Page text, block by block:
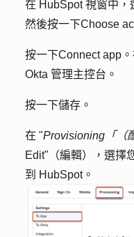
在 HubSpot 視窗中，
然後按一下Choose
按一下Connect app
Okta 管理主控台。
按一下儲存 。
在 "Provisioning「（
Edit"（編輯）
，選擇
到 HubSpot。